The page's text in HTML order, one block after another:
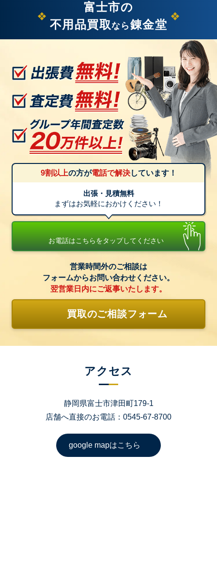
富士市の
不用品買取なら 錬金堂
9割以上の方が電話で解決しています！
出張・見積無料
まずはお気軽におかけください！
お電話はこちらをタップしてください
営業時間外のご相談は
フォームからお問い合わせください。
翌営業日内にご返事いたします。
買取のご相談フォーム
アクセス
静岡県富士市津田町179-1
店舗へ直接のお電話：0545-67-8700
google mapはこちら